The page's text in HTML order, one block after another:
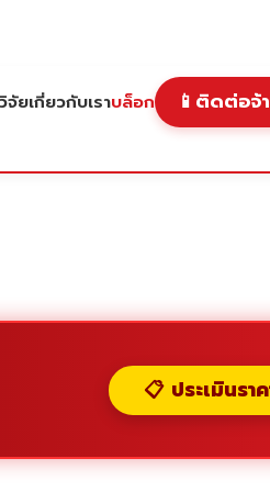
จัยเกี่ยวกับเราบล็อก 📱 ติดต่อจ้
📋 ประเมินรา